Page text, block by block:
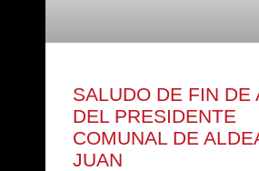
SALUDO DE FIN DE
DEL PRESIDENTE
COMUNAL DE
JUAN